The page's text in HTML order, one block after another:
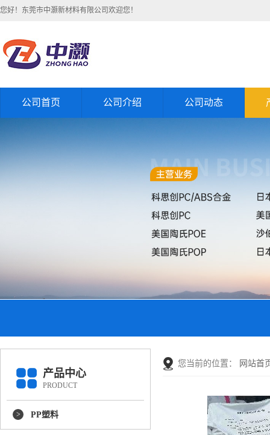
您好！东莞市中灏新材料有限公司欢迎您！
公司首页 公司介绍 公司动态
产品中心
PRODUCT
PP塑料
您当前的位置： 网站首